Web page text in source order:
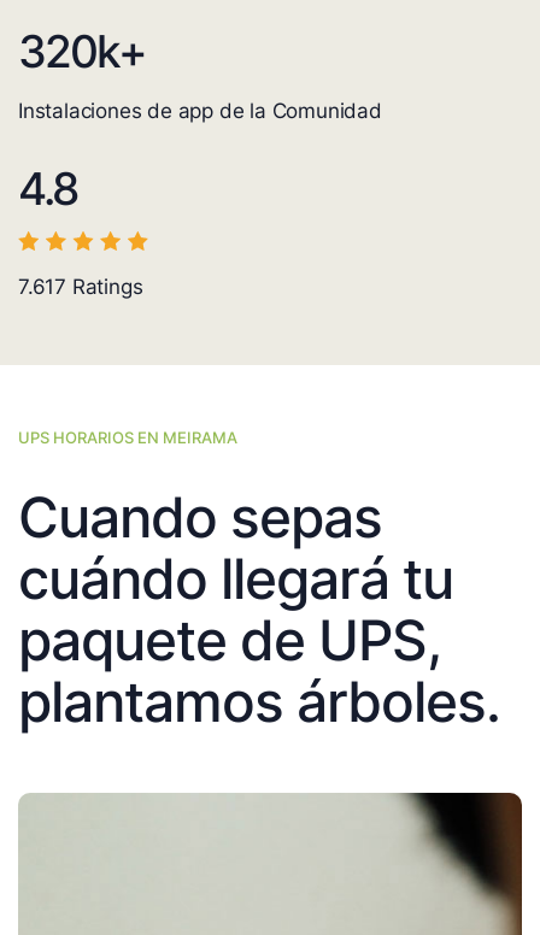
320k+
Instalaciones de app de la Comunidad
4.8
7.617 Ratings
UPS HORARIOS EN MEIRAMA
Cuando sepas
cuándo llegará tu
paquete de UPS,
plantamos árboles.